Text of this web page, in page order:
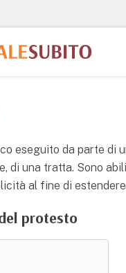
eseguito da parte di
di una tratta. Sono
al fine di
protesto